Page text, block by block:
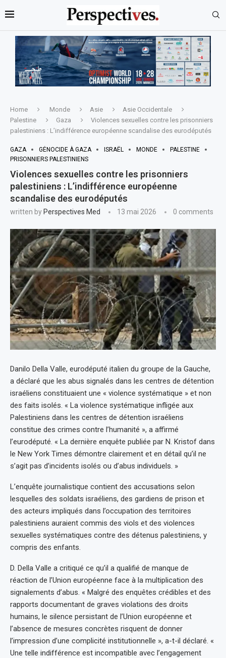
Home Monde Asie
Asie Occidentale
Palestine
Gaza
Violences sexuelles contre les prisonniers
palestiniens : L’indifférence européenne scandalise des eurodéputés
GAZA GÉNOCIDE À GAZA ISRAËL MONDE
PALESTINE
PRISONNIERS PALESTINIENS
Violences sexuelles contre les prisonniers
palestiniens : L’indifférence européenne
scandalise des eurodéputés
written by Perspectives Med 13 mai 2026 0 comments
Danilo Della Valle, eurodéputé italien du groupe de la Gauche,
a déclaré que les abus signalés dans les centres de détention
israéliens constituaient une « violence systématique » et non
des faits isolés. « La violence systématique infligée aux
Palestiniens dans les centres de détention israéliens
constitue des crimes contre l’humanité », a affirmé
l’eurodéputé. « La dernière enquête publiée par N. Kristof dans
le New York Times démontre clairement et en détail qu’il ne
s’agit pas d’incidents isolés ou d’abus individuels. »
L’enquête journalistique contient des accusations selon
lesquelles des soldats israéliens, des gardiens de prison et
des acteurs impliqués dans l’occupation des territoires
palestiniens auraient commis des viols et des violences
sexuelles systématiques contre des détenus palestiniens, y
compris des enfants.
D. Della Valle a critiqué ce qu’il a qualifié de manque de
réaction de l’Union européenne face à la multiplication des
signalements d’abus. « Malgré des enquêtes crédibles et des
rapports documentant de graves violations des droits
humains, le silence persistant de l’Union européenne et
l’absence de mesures concrètes risquent de donner
l’impression d’une complicité institutionnelle », a-t-il déclaré. «
Une telle indifférence est incompatible avec l’engagement